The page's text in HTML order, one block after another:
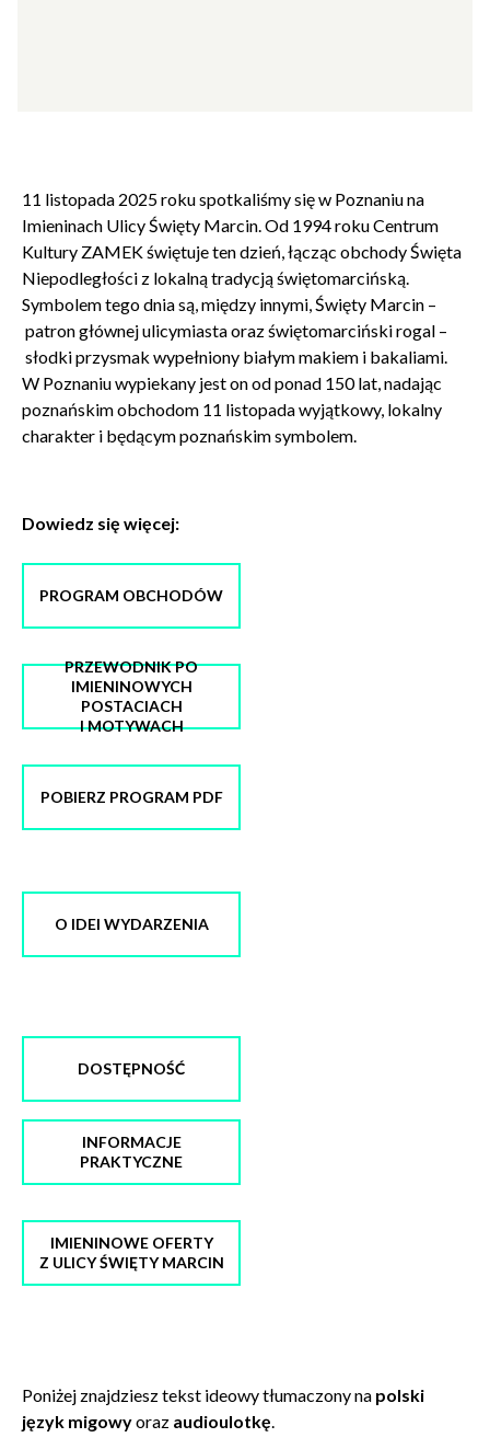
11 listopada 2025 roku spotkaliśmy się w Poznaniu na
Imieninach Ulicy Święty Marcin. Od 1994 roku Centrum
Kultury ZAMEK świętuje ten dzień, łącząc obchody Święta
Niepodległości z lokalną tradycją świętomarcińską.
Symbolem tego dnia są, między innymi, Święty Marcin –
patron głównej ulicymiasta oraz świętomarciński rogal –
słodki przysmak wypełniony białym makiem i bakaliami.
W Poznaniu wypiekany jest on od ponad 150 lat, nadając
poznańskim obchodom 11 listopada wyjątkowy, lokalny
charakter i będącym poznańskim symbolem.
Dowiedz się więcej:
PROGRAM OBCHODÓW
PRZEWODNIK PO
IMIENINOWYCH
POSTACIACH
I MOTYWACH
POBIERZ PROGRAM PDF
O IDEI WYDARZENIA
DOSTĘPNOŚĆ
INFORMACJE
PRAKTYCZNE
IMIENINOWE OFERTY
Z ULICY ŚWIĘTY MARCIN
Poniżej znajdziesz tekst ideowy tłumaczony na polski
język migowyoraz audioulotkę.